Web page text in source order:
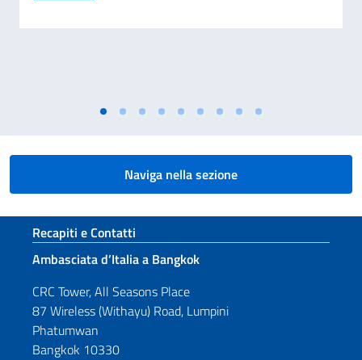
Naviga nella sezione
Sezione footer
Recapiti e Contatti
Ambasciata d’Italia a Bangkok
CRC Tower, All Seasons Place
87 Wireless (Withayu) Road, Lumpini
Phatumwan
Bangkok 10330